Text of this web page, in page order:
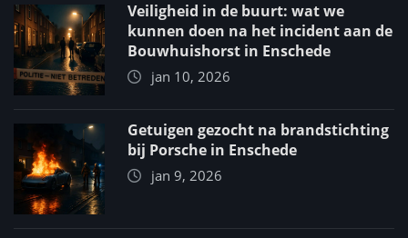
Veiligheid in de buurt: wat we
kunnen doen na het incident aan de
Bouwhuishorst in Enschede
jan 10, 2026
Getuigen gezocht na brandstichting
bij Porsche in Enschede
jan 9, 2026